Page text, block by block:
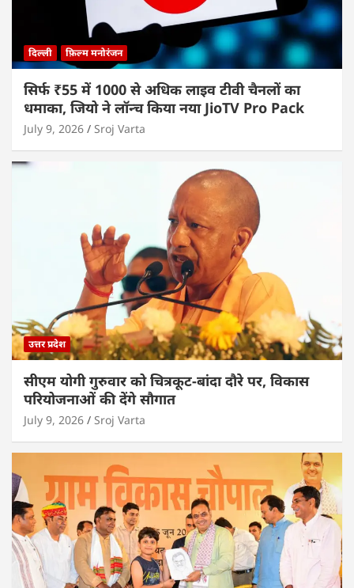
दिल्ली फ़िल्म मनोरंजन
सिर्फ ₹55 में 1000 से अधिक लाइव टीवी चैनलों का
धमाका, जियो ने लॉन्च किया नया JioTV Pro Pack
July 9, 2026 Sroj Varta
उत्तर प्रदेश
सीएम योगी गुरुवार को चित्रकूट-बांदा दौरे पर, विकास
परियोजनाओं की देंगे सौगात
July 9, 2026 Sroj Varta